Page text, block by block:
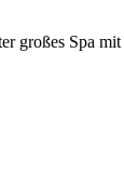
großes Spa